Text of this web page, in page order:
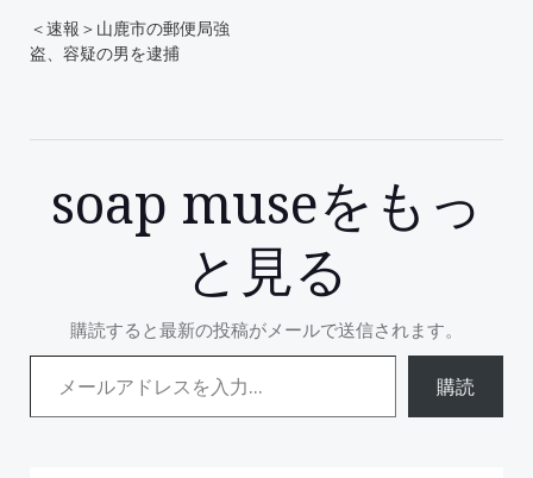
＜速報＞山鹿市の郵便局強
盗、容疑の男を逮捕
soap museをもっ
と見る
購読すると最新の投稿がメールで送信されます。
メールアドレスを入力...
購読